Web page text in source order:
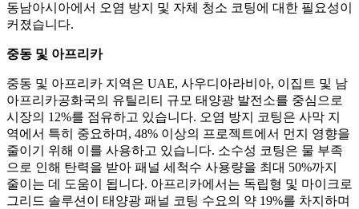
동남아시아에서 오염 방지 및 자체 청소 코팅에 대한 필요성이
커졌습니다.
중동 및 아프리카
중동 및 아프리카 지역은 UAE, 사우디아라비아, 이집트 및 남
아프리카공화국의 유틸리티 규모 태양광 발전소를 중심으로
시장의 12%를 점유하고 있습니다. 오염 방지 코팅은 사막 지
역에서 특히 중요하며, 48% 이상의 프로젝트에서 먼지 영향을
줄이기 위해 이를 사용하고 있습니다. 소수성 코팅은 물 부족
으로 인해 탄력을 받아 패널 세척수 사용량을 최대 50%까지
줄이는 데 도움이 됩니다. 아프리카에서는 독립형 및 마이크로
그리드 솔루션이 태양광 패널 코팅 수요의 약 19%를 차지하며